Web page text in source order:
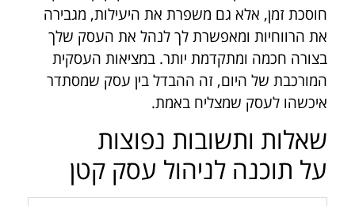
חוסכת זמן, אלא גם משפרת את היעילות, מגבירה
את הרווחיות ומאפשרת לך לנהל את העסק שלך
בצורה חכמה ומתקדמת יותר. במציאות העסקית
המורכבת של היום, זה ההבדל בין עסק שמסתדר
איכשהו לעסק שמצליח באמת.
שאלות ותשובות נפוצות
על תוכנה לניהול עסק קטן